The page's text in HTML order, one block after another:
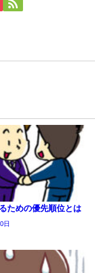
ための優先順位とは
日